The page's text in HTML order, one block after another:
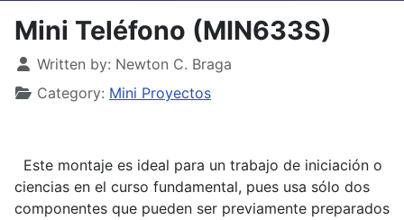
Mini Teléfono (MIN633S)
Details
Written by: Newton C. Braga
Category: Mini Proyectos
Este montaje es ideal para un trabajo de iniciación o
ciencias en el curso fundamental, pues usa sólo dos
componentes que pueden ser previamente preparados